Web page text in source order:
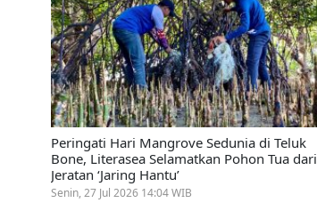
Peringati Hari Mangrove Sedunia di Teluk
Bone, Literasea Selamatkan Pohon Tua dari
Jeratan ‘Jaring Hantu’
Senin, 27 Jul 2026 14:04 WIB